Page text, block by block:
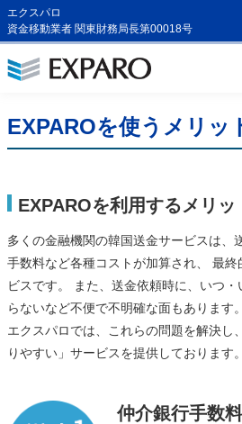
エクスパロ
資金移動業者 関東財務局長第00018号
EXPAROを使うメリッ
EXPAROを利用するメリッ
多くの金融機関の韓国送金サービスは、
手数料など各種コストが加算され、 最
ビスです。 また、送金依頼時に、いつ
らないなど不便で不明確な面もあります。
エクスパロでは、これらの問題を解決し
りやすい」サービスを提供しております。
仲介銀行手数